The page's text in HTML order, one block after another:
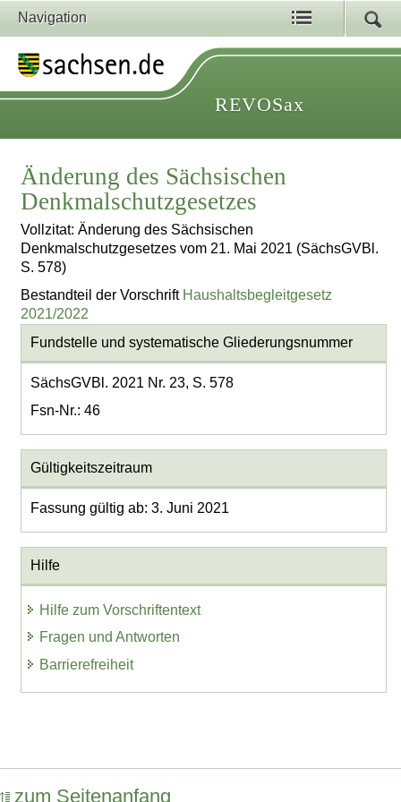
Navigation
REVOSax
Änderung des Sächsischen
Denkmalschutzgesetzes
Vollzitat: Änderung des Sächsischen
Denkmalschutzgesetzes vom 21. Mai 2021 (SächsGVBl.
S. 578)
Bestandteil der Vorschrift Haushaltsbegleitgesetz
2021/2022
Fundstelle und systematische Gliederungsnummer
SächsGVBl. 2021 Nr. 23, S. 578
Fsn-Nr.: 46
Gültigkeitszeitraum
Fassung gültig ab: 3. Juni 2021
Hilfe
Hilfe zum Vorschriftentext
Fragen und Antworten
Barrierefreiheit
zum Seitenanfang